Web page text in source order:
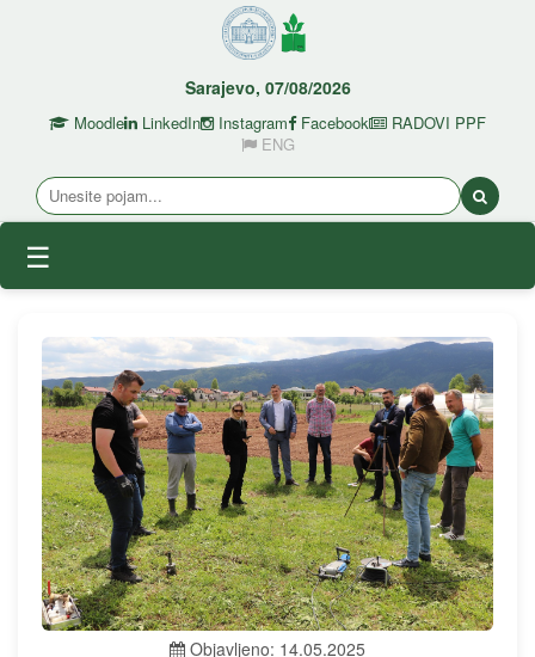
Sarajevo, 07/08/2026
Moodle LinkedIn Instagram Facebook
RADOVI PPF
ENG
☰
Objavljeno: 14.05.2025